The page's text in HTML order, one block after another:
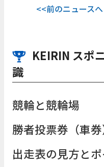
<<前のニュースへ
KEIRIN スポ
識
競輪と競輪場
勝者投票券（車
出走表の見方と